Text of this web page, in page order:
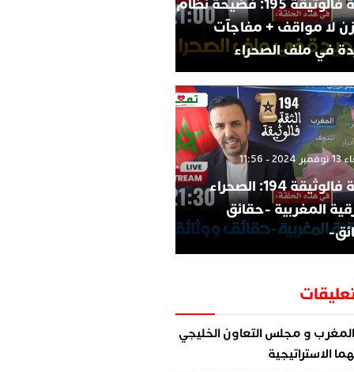
الثقة فالوثيقة 195: فضيحة نظام
لا مواقف + مفاجآت
في ملف الصحراء
- 11:56
الثقة فالوثيقة 194: الصحراء
المغربية -حقائق
المغرب و مجلس التعاون الخليجي
الاستراتيجية